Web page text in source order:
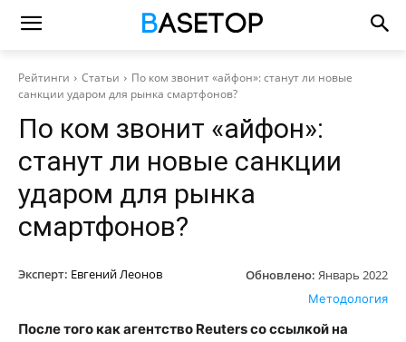
Рейтинги Статьи
По ком звонит «айфон»: станут ли новые
санкции ударом для рынка смартфонов?
По ком звонит «айфон»:
станут ли новые санкции
ударом для рынка
смартфонов?
Эксперт: Евгений Леонов Обновлено: Январь 2022
Методология
После того как агентство Reuters со ссылкой на